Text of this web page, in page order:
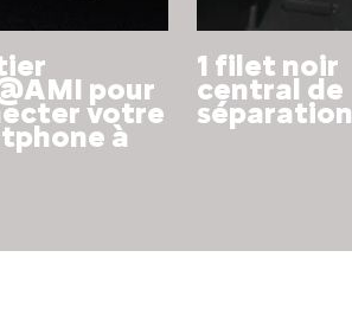
pour
votre
à
1 filet noir
central de
séparation